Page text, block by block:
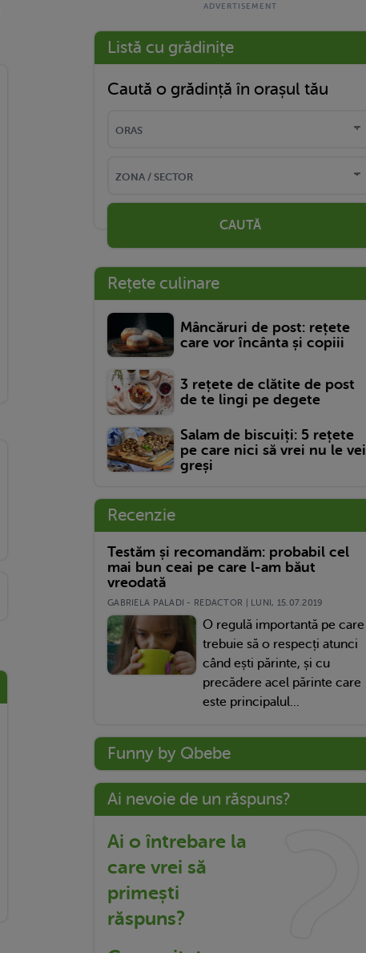
Listă cu grădinițe
Caută o grădință în orașul tău
CAUTĂ
Rețete culinare
Mâncăruri de post: rețete
care vor încânta și copiii
3 rețete de clătite de post
de te lingi pe degete
Salam de biscuiți: 5 rețete
pe care nici să vrei nu le vei
greși
Recenzie
Testăm și recomandăm: probabil cel
mai bun ceai pe care l-am băut
vreodată
GABRIELA PALADI - REDACTOR | LUNI, 15.07.2019
O regulă importantă pe care
trebuie să o respecți atunci
când ești părinte, și cu
precădere acel părinte care
este principalul...
Funny by Qbebe
Ai nevoie de un răspuns?
Ai o întrebare la
care vrei să
primești
răspuns?